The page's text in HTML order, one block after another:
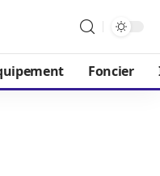
Foncier